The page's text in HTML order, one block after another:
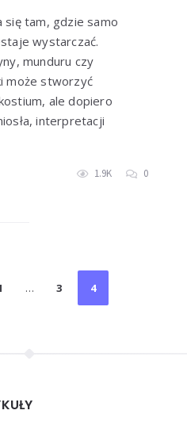
się tam, gdzie samo
wystarczać.
munduru czy
może stworzyć
ale dopiero
interpretacji
1.9K 0
… 3 4